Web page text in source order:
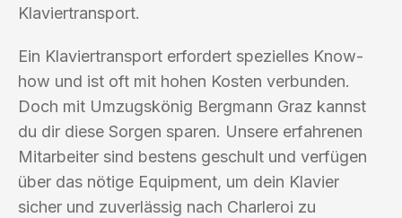
Klaviertransport.
Ein Klaviertransport erfordert spezielles Know-
how und ist oft mit hohen Kosten verbunden.
Doch mit Umzugskönig Bergmann Graz kannst
du dir diese Sorgen sparen. Unsere erfahrenen
Mitarbeiter sind bestens geschult und verfügen
über das nötige Equipment, um dein Klavier
sicher und zuverlässig nach Charleroi zu